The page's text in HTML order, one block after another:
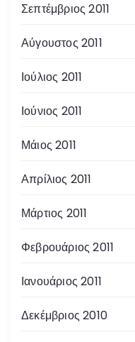
Σεπτέμβριος 2011
Αύγουστος 2011
Ιούλιος 2011
Ιούνιος 2011
Μάιος 2011
Απρίλιος 2011
Μάρτιος 2011
Φεβρουάριος 2011
Ιανουάριος 2011
Δεκέμβριος 2010